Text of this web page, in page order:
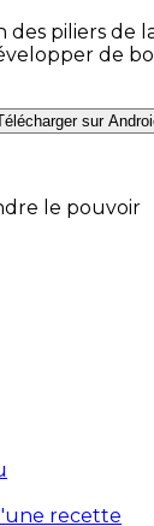
piliers de
de
sur
le pouvoir
recette